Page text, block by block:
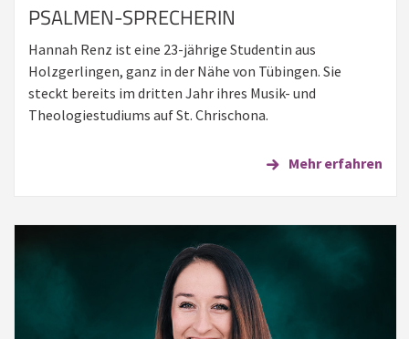
PSALMEN-SPRECHERIN
Hannah Renz ist eine 23-jährige Studentin aus
Holzgerlingen, ganz in der Nähe von Tübingen. Sie
steckt bereits im dritten Jahr ihres Musik- und
Theologiestudiums auf St. Chrischona.
Mehr erfahren